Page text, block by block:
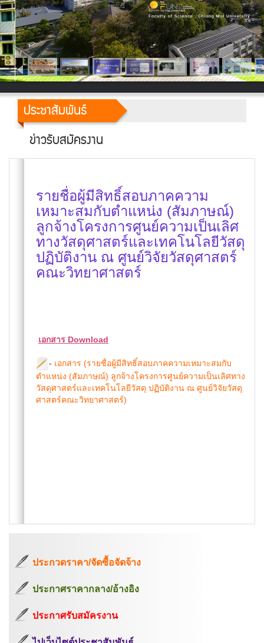
ประชาสัมพันธ์
ข่าวรับสมัครงาน
รายชื่อผู้มีสิทธิ์สอบภาคความ
เหมาะสมกับตำแหน่ง (สัมภาษณ์)
ลูกจ้างโครงการศูนย์ความเป็นเลิศ
ทางวัสดุศาสตร์และเทคโนโลยีวัสดุ
ปฏิบัติงาน ณ ศูนย์วิจัยวัสดุศาสตร์
คณะวิทยาศาสตร์
เอกสาร Download
- เอกสาร (รายชื่อผู้มีสิทธิ์สอบภาคความเหมาะสมกับ
ตำแหน่ง (สัมภาษณ์) ลูกจ้างโครงการศูนย์ความเป็นเลิศทาง
วัสดุศาสตร์และเทคโนโลยีวัสดุ ปฏิบัติงาน ณ ศูนย์วิจัยวัสดุ
ศาสตร์คณะวิทยาศาสตร์)
ประกวดราคา/จัดซื้อจัดจ้าง
ประกาศราคากลาง/อ้างอิง
ประกาศรับสมัครงาน